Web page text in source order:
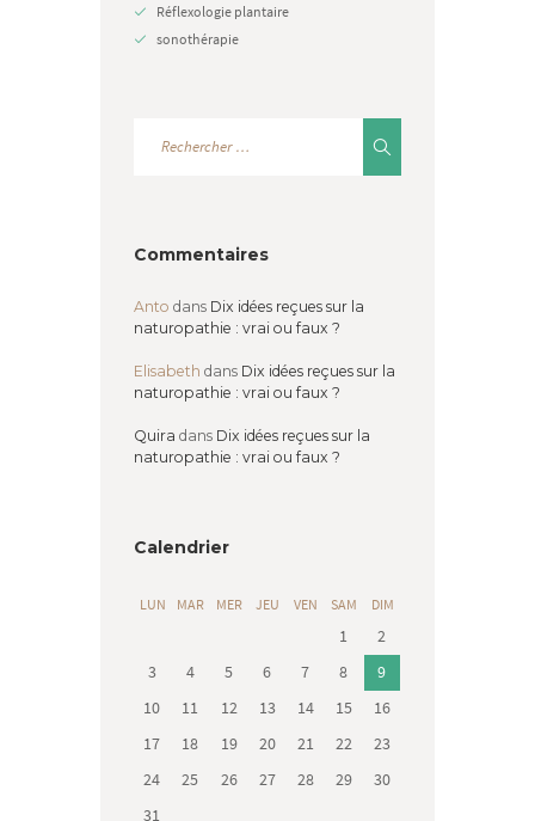
Réflexologie plantaire
sonothérapie
Commentaires
Anto dans Dix idées reçues sur la
naturopathie : vrai ou faux ?
Elisabeth dans Dix idées reçues sur la
naturopathie : vrai ou faux ?
Quira dans Dix idées reçues sur la
naturopathie : vrai ou faux ?
Calendrier
LUN MAR MER JEU VEN SAM DIM
1
2
3
4 5 6 7 8
9
10
11 12 13 14 15
16
17
18 19 20 21 22
23
24
25 26 27 28 29
30
31